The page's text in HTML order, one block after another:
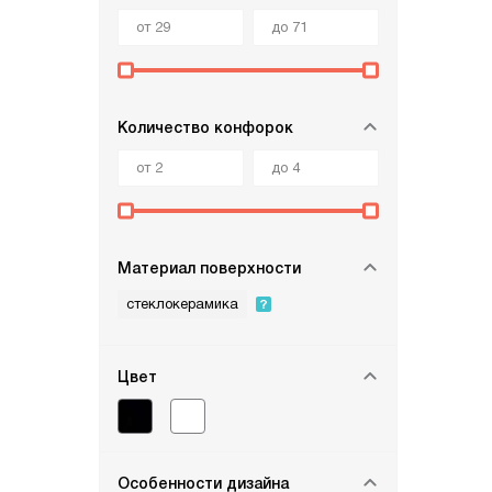
Количество конфорок
Материал поверхности
стеклокерамика
Цвет
Особенности дизайна